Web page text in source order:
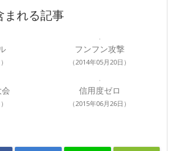
まれる記事
フンフン攻撃
（2014年05月20日）
信用度ゼロ
（2015年06月26日）